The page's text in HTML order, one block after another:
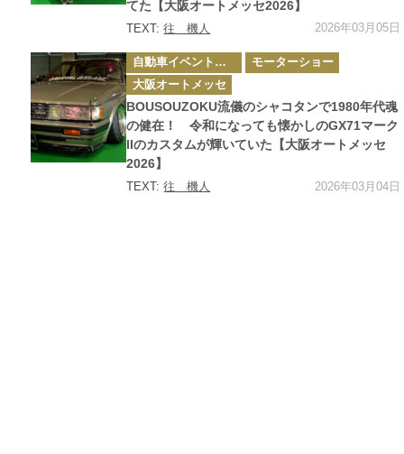
てた【大阪オートメッセ2026】
TEXT:往 機人 2026年03月05日
カ
テ
ゴ
リ
ー
自動車イベント・カーイベント
モーターショー
大阪オートメッセ
BOUSOUZOKU流儀のシャコタンで1980年代魂
の健在！ 令和になっても懐かしのGX71マーク
IIのカスタムが輝いていた【大阪オートメッセ
2026】
TEXT:往 機人 2026年03月04日